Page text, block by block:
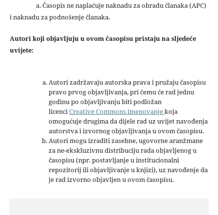
a. Časopis ne naplaćuje naknadu za obradu članaka (APC)
i naknadu za podnošenje članaka.
Autori koji objavljuju u ovom časopisu pristaju na sljedeće
uvijete:
Autori zadržavaju autorska prava i pružaju časopisu
pravo prvog objavljivanja, pri čemu će rad jednu
godinu po objavljivanju biti podložan
licenciCreative Commons imenovanjekoja
omogućuje drugima da dijele rad uz uvijet navođenja
autorstva i izvornog objavljivanja u ovom časopisu.
Autori mogu izraditi zasebne, ugovorne aranžmane
za ne-ekskluzivnu distribuciju rada objavljenog u
časopisu (npr. postavljanje u institucionalni
repozitorij ili objavljivanje u knjizi), uz navođenje da
je rad izvorno objavljen u ovom časopisu.